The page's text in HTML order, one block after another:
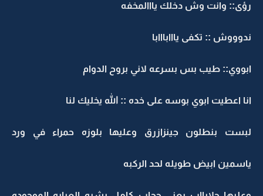
رؤى:: وانت وش دخلك يااالمخفه
ندوووش :: تكفى يااابااابا
ابووي:: طيب بس بسرعه لاني بروح الدوام
انا اعطيت ابوي بوسه على خده :: الله يخليك لنا
لبست بنطلون جينزازرق وعليها بلوزه حمراء في ورد
ياسمين ابيض طويله لحد الركبه